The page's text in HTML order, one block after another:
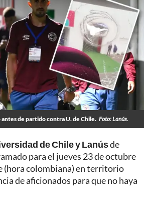
antes de partido contra U. de Chile. Foto: Lanús.
de Chile y Lanúsde
para el jueves 23 de octubre
(hora colombiana) en territorio
de aficionados para que no haya